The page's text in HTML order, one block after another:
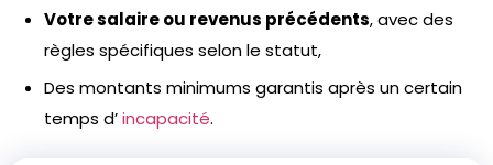
Votre salaire ou revenus précédents, avec des
règles spécifiques selon le statut,
Des montants minimums garantis après un certain
temps d’incapacité.